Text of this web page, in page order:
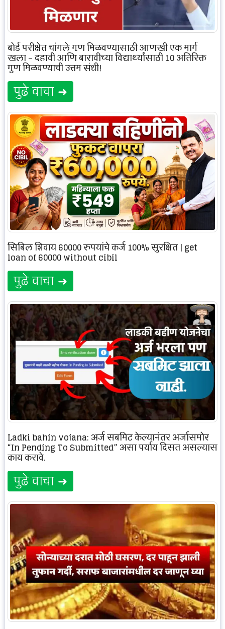
बोर्ड परीक्षेत चांगले गुण मिळवण्यासाठी आणखी एक मार्ग
खुला – दहावी आणि बारावीच्या विद्यार्थ्यांसाठी 10 अतिरिक्त
गुण मिळवण्याची उत्तम संधी!
पुढे वाचा ➜
सिबिल शिवाय 60000 रुपयांचे कर्ज 100% सुरक्षित | get
loan of 60000 without cibil
पुढे वाचा ➜
Ladki bahin yojana: अर्ज सबमिट केल्यानंतर अर्जासमोर
“In Pending To Submitted” असा पर्याय दिसत असल्यास
काय करावे.
पुढे वाचा ➜